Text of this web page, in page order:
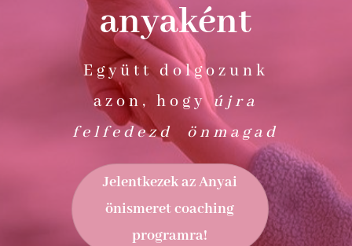
anyaként
Együtt dolgozunk
azon, hogyújra
felfedezd önmagad
Jelentkezek az Anyai
önismeret coaching
programra!